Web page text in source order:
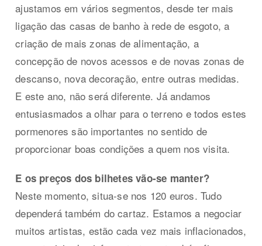
ajustamos em vários segmentos, desde ter mais
ligação das casas de banho à rede de esgoto, a
criação de mais zonas de alimentação, a
concepção de novos acessos e de novas zonas de
descanso, nova decoração, entre outras medidas.
E este ano, não será diferente. Já andamos
entusiasmados a olhar para o terreno e todos estes
pormenores são importantes no sentido de
proporcionar boas condições a quem nos visita.
E os preços dos bilhetes vão-se manter?
Neste momento, situa-se nos 120 euros. Tudo
dependerá também do cartaz. Estamos a negociar
muitos artistas, estão cada vez mais inflacionados,